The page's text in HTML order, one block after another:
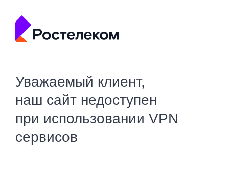
Уважаемый клиент,
наш сайт недоступен
при использовании VPN
сервисов